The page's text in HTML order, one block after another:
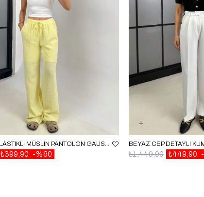
%60
₺399,90 ₺449,90
₺1.449,90